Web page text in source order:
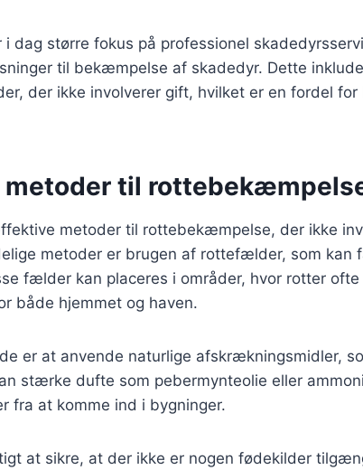
i dag større fokus på professionel
til bekæmpelse af skadedyr. Dette
der ikke involverer gift, hvilket er en fordel for
metoder til
metoder til rottebekæmpelse, der ikke
metoder er brugen af rottefælder, som kan
fælder kan placeres i områder, hvor rotter
både hjemmet og haven.
er at anvende naturlige afskrækningsmidler,
stærke dufte som pebermynteolie eller
fra at komme ind i bygninger.
at sikre, at der ikke er nogen fødekilder